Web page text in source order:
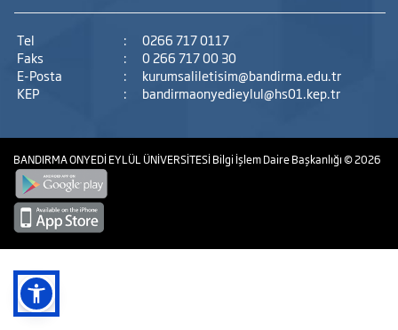
Tel :
0266 717 0117
Faks
:
0 266 717 00 30
E-Posta
:
kurumsaliletisim@bandirma.edu.tr
KEP
: bandirmaonyedieylul@hs01.kep.tr
BANDIRMA ONYEDİ EYLÜL ÜNİVERSİTESİBilgi İşlem Daire Başkanlığı© 2026